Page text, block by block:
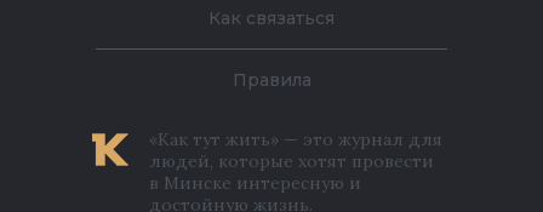
«Как тут жить» — это журнал для
людей, которые хотят провести
в Минске интересную и
достойную жизнь.
Как связаться
Правила